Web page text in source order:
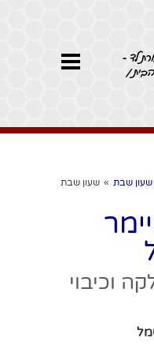
לד -
הבית /
שבת » שעון שבת
וכיבוי